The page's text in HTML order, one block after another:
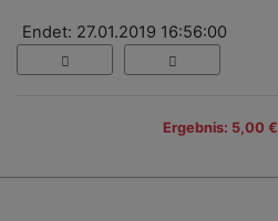
Endet: 27.01.2019 16:56:00
Ergebnis: 5,00 €